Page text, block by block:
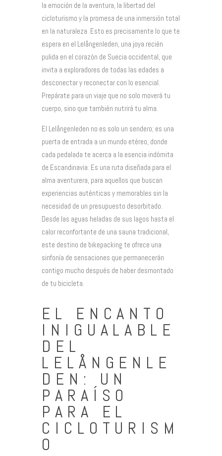
la emoción de la aventura, la libertad del
cicloturismo y la promesa de una inmersión total
en la naturaleza. Esto es precisamente lo que te
espera en el Lelångenleden, una joya recién
pulida en el corazón de Suecia occidental, que
invita a exploradores de todas las edades a
desconectar y reconectar con lo esencial.
Prepárate para un viaje que no solo moverá tu
cuerpo, sino que también nutrirá tu alma.
El Lelångenleden no es solo un sendero; es una
puerta de entrada a un mundo etéreo, donde
cada pedalada te acerca a la esencia indómita
de Escandinavia. Es una ruta diseñada para el
alma aventurera, para aquellos que buscan
experiencias auténticas y memorables sin la
necesidad de un presupuesto desorbitado.
Desde las aguas heladas de sus lagos hasta el
calor reconfortante de una sauna tradicional,
este destino de bikepacking te ofrece una
sinfonía de sensaciones que permanecerán
contigo mucho después de haber desmontado
de tu bicicleta.
EL ENCANTO
INIGUALABLE
DEL
LELÅNGENLE
DEN: UN
PARAÍSO
PARA EL
CICLOTURISM
O